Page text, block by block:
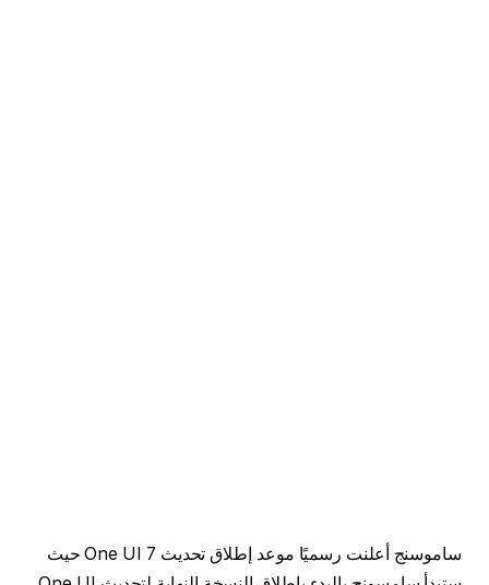
ساموسنج أعلنت رسميًا موعد إطلاق تحديث One UI 7 حيث